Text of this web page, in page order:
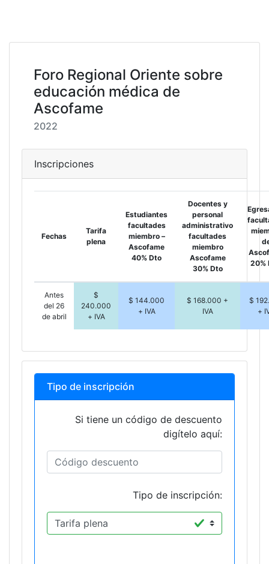
Foro Regional Oriente sobre
educación médica de
Ascofame
2022
Inscripciones
Fechas
Tarifa
plena
Estudiantes
facultades
miembro –
Ascofame
40% Dto
Docentes y
personal
administrativo
facultades
miembro
Ascofame
30% Dto
20%
Antes
del 26
de abril
$
240.000
+ IVA
$ 144.000
+ IVA
$ 168.000 +
IVA
$
+
Tipo de inscripción
Si tiene un código de descuento
digítelo aquí:
Tipo de inscripción: